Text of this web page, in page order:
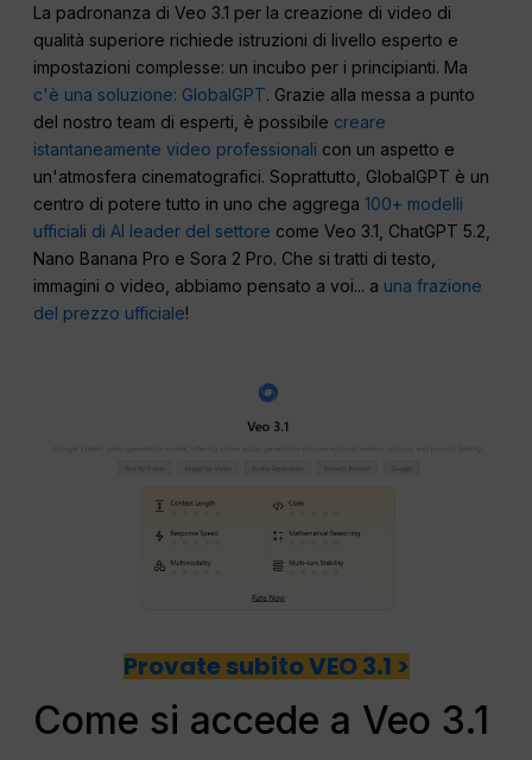
La padronanza di Veo 3.1 per la creazione di video di
qualità superiore richiede istruzioni di livello esperto e
impostazioni complesse: un incubo per i principianti. Ma
c'è una soluzione: GlobalGPT. Grazie alla messa a punto
del nostro team di esperti, è possibile creare
istantaneamente video professionali con un aspetto e
un'atmosfera cinematografici. Soprattutto, GlobalGPT è un
centro di potere tutto in uno che aggrega100+ modelli
ufficiali di AI leader del settore come Veo 3.1, ChatGPT 5.2,
Nano Banana Pro e Sora 2 Pro. Che si tratti di testo,
immagini o video, abbiamo pensato a voi... a una frazione
del prezzo ufficiale!
Provate subito VEO 3.1 >
Come si accede a Veo 3.1